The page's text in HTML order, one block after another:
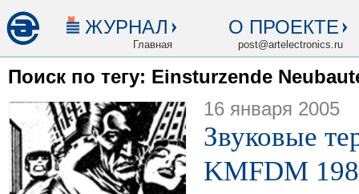
ЖУРНАЛ
Главная
О ПРОЕКТЕ
post@artelectronics.ru
Поиск по тегу: Einsturzende
16 января 2005
Звуковые
KMFDM